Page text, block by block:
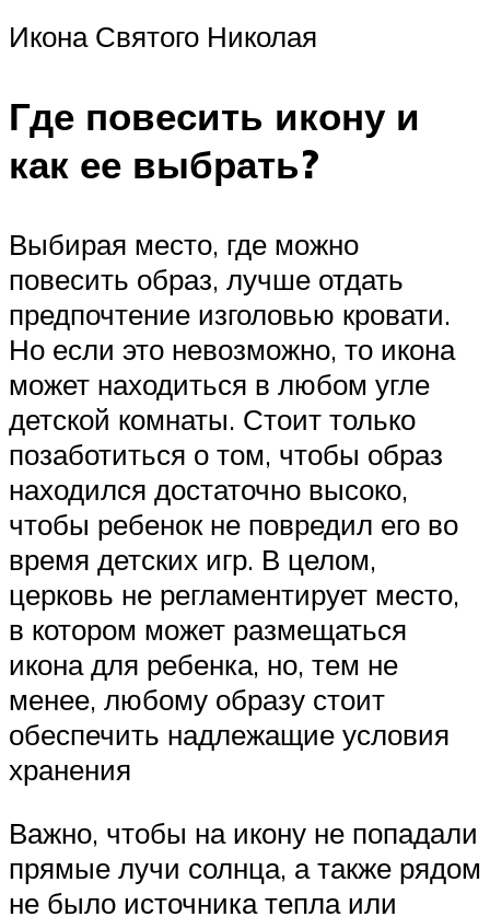
Икона Святого Николая
Где повесить икону и
как ее выбрать?
Выбирая место, где можно
повесить образ, лучше отдать
предпочтение изголовью кровати.
Но если это невозможно, то икона
может находиться в любом угле
детской комнаты. Стоит только
позаботиться о том, чтобы образ
находился достаточно высоко,
чтобы ребенок не повредил его во
время детских игр. В целом,
церковь не регламентирует место,
в котором может размещаться
икона для ребенка, но, тем не
менее, любому образу стоит
обеспечить надлежащие условия
хранения
Важно, чтобы на икону не попадали
прямые лучи солнца, а также рядом
не было источника тепла или